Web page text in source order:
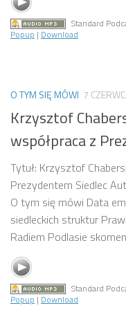
Standard
Popup | Download
O TYM SIĘ MÓWI 7
Krzysztof
współpraca z
Tytuł: Krzysztof
Prezydentem Siedlec
O tym się mówi Data
siedleckich struktur
Radiem Podlasie
Standard
Popup | Download